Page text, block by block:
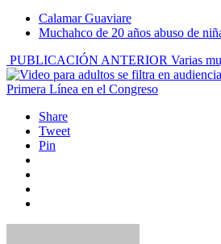
Calamar Guaviare
Muchahco de 20 años abuso de
PUBLICACIÓN ANTERIOR Varias
Primera Línea en el Congreso
Share
Tweet
Pin